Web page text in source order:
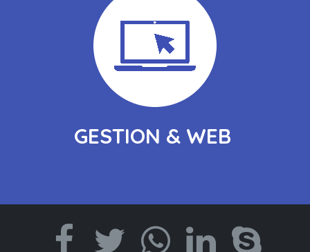
GESTION & WEB